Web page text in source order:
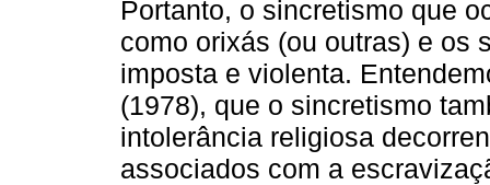
Portanto, o sincretismo que
como orixás (ou outras) e os
imposta e violenta.
(1978), que o sincretismo
intolerância religiosa
associados com a